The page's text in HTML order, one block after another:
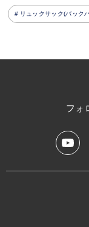
リュックサック(バック
フォ